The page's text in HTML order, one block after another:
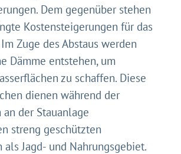
Dem gegenüber stehen
Kostensteigerungen für das
Zuge des Abstaus werden
Dämme entstehen, um
zu schaffen. Diese
dienen während der
an der Stauanlage
streng geschützten
als Jagd- und Nahrungsgebiet.